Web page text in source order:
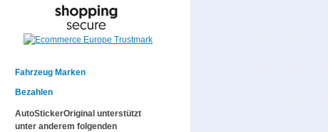
Fahrzeug Marken
Bezahlen
AutoStickerOriginal unterstützt
unter anderem folgenden